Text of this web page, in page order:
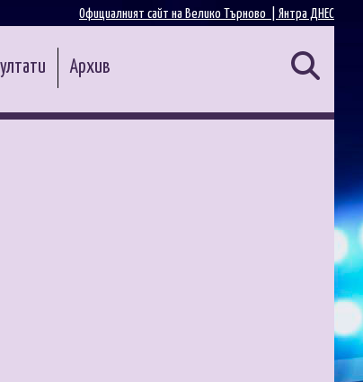
Янтра ДНЕС
Официалният сайт на Велико Търново |
Архив